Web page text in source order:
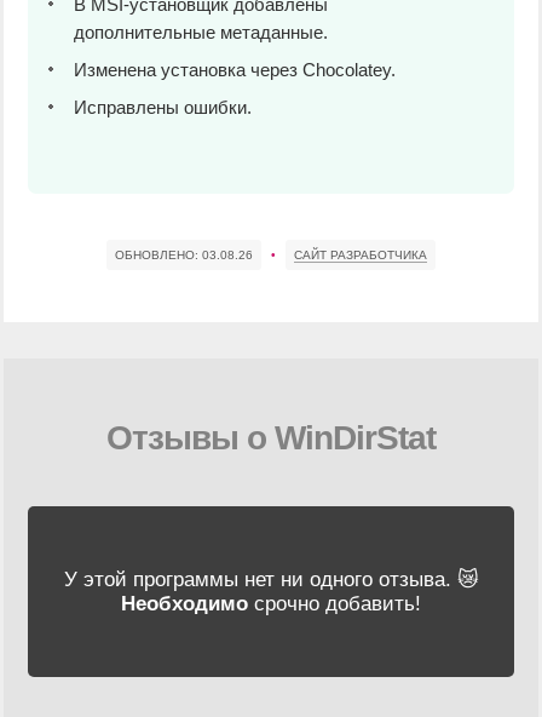
дополнительные метаданные.
Изменена установка через Chocolatey.
Исправлены ошибки.
ОБНОВЛЕНО: 03.08.26 • САЙТ РАЗРАБОТЧИКА
Отзывы о WinDirStat
У этой программы нет ни одного отзыва. 😿
Необходимо срочно добавить!